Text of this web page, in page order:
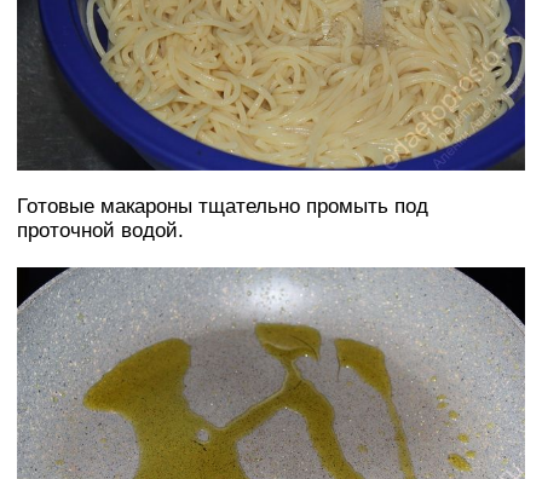
Готовые макароны тщательно промыть под
проточной водой.